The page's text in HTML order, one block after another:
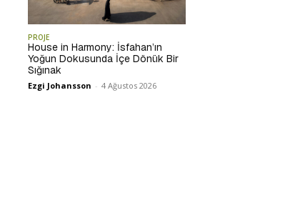
PROJE
House in Harmony: İsfahan’ın
Yoğun Dokusunda İçe Dönük Bir
Sığınak
Ezgi Johansson - 4 Ağustos 2026